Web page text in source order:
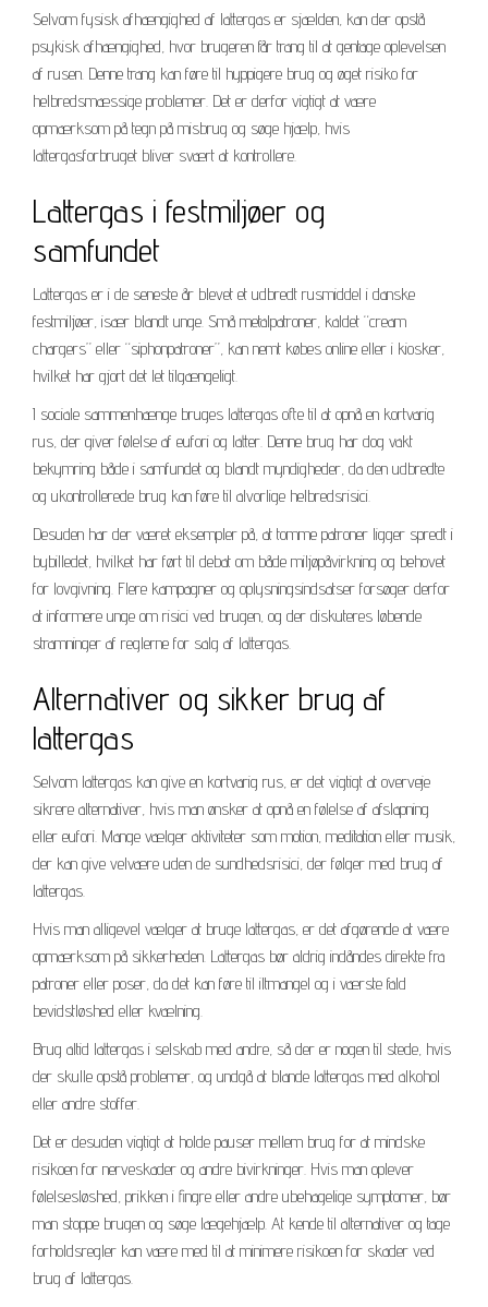
Selvom fysisk afhængighed af lattergas er sjælden, kan der opstå
psykisk afhængighed, hvor brugeren får trang til at gentage oplevelsen
af rusen. Denne trang kan føre til hyppigere brug og øget risiko for
helbredsmæssige problemer. Det er derfor vigtigt at være
opmærksom på tegn på misbrug og søge hjælp, hvis
lattergasforbruget bliver svært at kontrollere.
Lattergas i festmiljøer og
samfundet
Lattergas er i de seneste år blevet et udbredt rusmiddel i danske
festmiljøer, især blandt unge. Små metalpatroner, kaldet “cream
chargers” eller “siphonpatroner”, kan nemt købes online eller i kiosker,
hvilket har gjort det let tilgængeligt.
I sociale sammenhænge bruges lattergas ofte til at opnå en kortvarig
rus, der giver følelse af eufori og latter. Denne brug har dog vakt
bekymring både i samfundet og blandt myndigheder, da den udbredte
og ukontrollerede brug kan føre til alvorlige helbredsrisici.
Desuden har der været eksempler på, at tomme patroner ligger spredt i
bybilledet, hvilket har ført til debat om både miljøpåvirkning og behovet
for lovgivning. Flere kampagner og oplysningsindsatser forsøger derfor
at informere unge om risici ved brugen, og der diskuteres løbende
stramninger af reglerne for salg af lattergas.
Alternativer og sikker brug af
lattergas
Selvom lattergas kan give en kortvarig rus, er det vigtigt at overveje
sikrere alternativer, hvis man ønsker at opnå en følelse af afslapning
eller eufori. Mange vælger aktiviteter som motion, meditation eller musik,
der kan give velvære uden de sundhedsrisici, der følger med brug af
lattergas.
Hvis man alligevel vælger at bruge lattergas, er det afgørende at være
opmærksom på sikkerheden. Lattergas bør aldrig indåndes direkte fra
patroner eller poser, da det kan føre til iltmangel og i værste fald
bevidstløshed eller kvælning.
Brug altid lattergas i selskab med andre, så der er nogen til stede, hvis
der skulle opstå problemer, og undgå at blande lattergas med alkohol
eller andre stoffer.
Det er desuden vigtigt at holde pauser mellem brug for at mindske
risikoen for nerveskader og andre bivirkninger. Hvis man oplever
følelsesløshed, prikken i fingre eller andre ubehagelige symptomer, bør
man stoppe brugen og søge lægehjælp. At kende til alternativer og tage
forholdsregler kan være med til at minimere risikoen for skader ved
brug af lattergas.